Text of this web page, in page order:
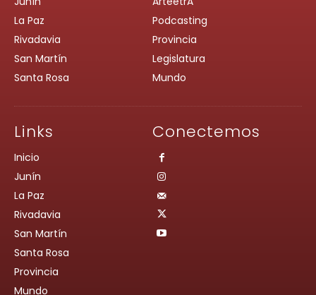
La Paz
Rivadavia
San Martín
Santa Rosa
Podcasting
Provincia
Legislatura
Mundo
Links
Inicio
Junín
La Paz
Rivadavia
San Martín
Santa Rosa
Provincia
Mundo
Conectemos